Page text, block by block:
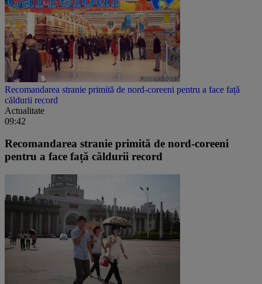
Recomandarea stranie primită de nord-coreeni pentru a face față
căldurii record
Actualitate
09:42
Recomandarea stranie primită de nord-coreeni
pentru a face față căldurii record